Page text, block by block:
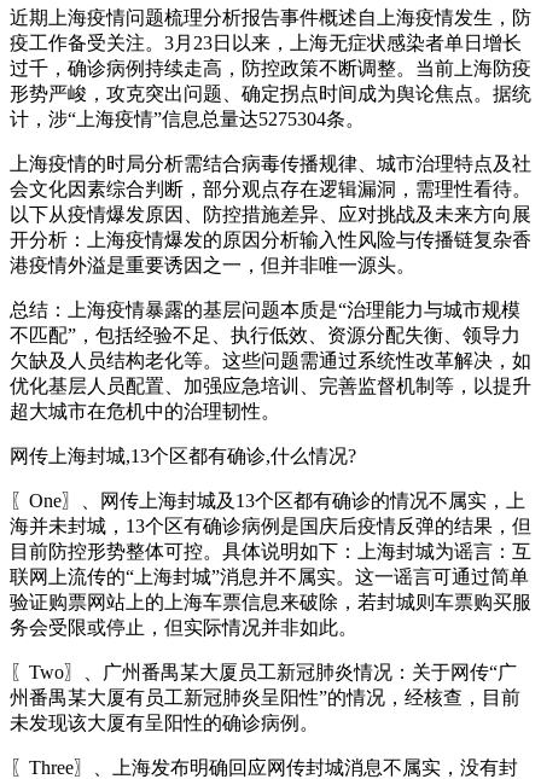
近期上海疫情问题梳理分析报告事件概述自上海疫情发生，防
疫工作备受关注。3月23日以来，上海无症状感染者单日增长
过千，确诊病例持续走高，防控政策不断调整。当前上海防疫
形势严峻，攻克突出问题、确定拐点时间成为舆论焦点。据统
计，涉“上海疫情”信息总量达5275304条。
上海疫情的时局分析需结合病毒传播规律、城市治理特点及社
会文化因素综合判断，部分观点存在逻辑漏洞，需理性看待。
以下从疫情爆发原因、防控措施差异、应对挑战及未来方向展
开分析：上海疫情爆发的原因分析输入性风险与传播链复杂香
港疫情外溢是重要诱因之一，但并非唯一源头。
总结：上海疫情暴露的基层问题本质是“治理能力与城市规模
不匹配”，包括经验不足、执行低效、资源分配失衡、领导力
欠缺及人员结构老化等。这些问题需通过系统性改革解决，如
优化基层人员配置、加强应急培训、完善监督机制等，以提升
超大城市在危机中的治理韧性。
网传上海封城,13个区都有确诊,什么情况?
〖One〗、网传上海封城及13个区都有确诊的情况不属实，上
海并未封城，13个区有确诊病例是国庆后疫情反弹的结果，但
目前防控形势整体可控。具体说明如下：上海封城为谣言：互
联网上流传的“上海封城”消息并不属实。这一谣言可通过简单
验证购票网站上的上海车票信息来破除，若封城则车票购买服
务会受限或停止，但实际情况并非如此。
〖Two〗、广州番禺某大厦员工新冠肺炎情况：关于网传“广
州番禺某大厦有员工新冠肺炎呈阳性”的情况，经核查，目前
未发现该大厦有呈阳性的确诊病例。
〖Three〗、上海发布明确回应网传封城消息不属实，没有封